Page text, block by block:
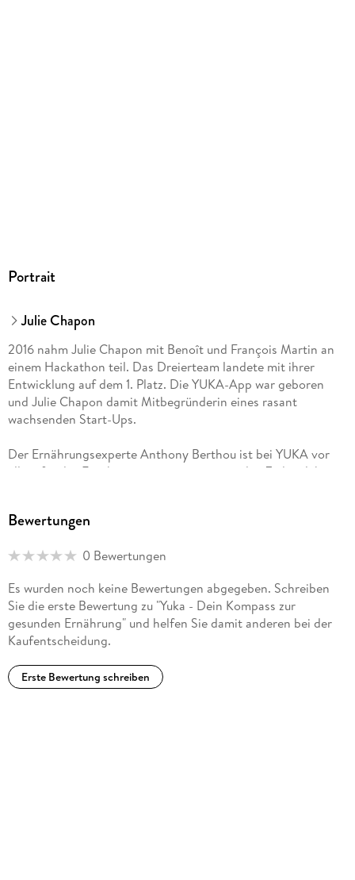
Portrait
Julie Chapon
2016 nahm Julie Chapon mit Benoît und François Martin an
einem Hackathon teil. Das Dreierteam landete mit ihrer
Entwicklung auf dem 1. Platz. Die YUKA-App war geboren
und Julie Chapon damit Mitbegründerin eines rasant
wachsenden Start-Ups.
Der Ernährungsexperte Anthony Berthou ist bei YUKA vor
allem für das Ernährungsprogramm zuständig. Zudem lehrt er
Bewertungen
0 Bewertungen
Es wurden noch keine Bewertungen abgegeben. Schreiben
Sie die erste Bewertung zu "Yuka - Dein Kompass zur
gesunden Ernährung" und helfen Sie damit anderen bei der
Kaufentscheidung.
Erste Bewertung schreiben